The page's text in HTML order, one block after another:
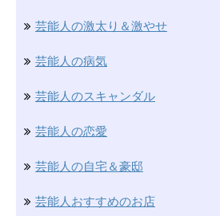
芸能人の激太り＆激やせ
芸能人の病気
芸能人のスキャンダル
芸能人の恋愛
芸能人の自宅＆豪邸
芸能人おすすめのお店